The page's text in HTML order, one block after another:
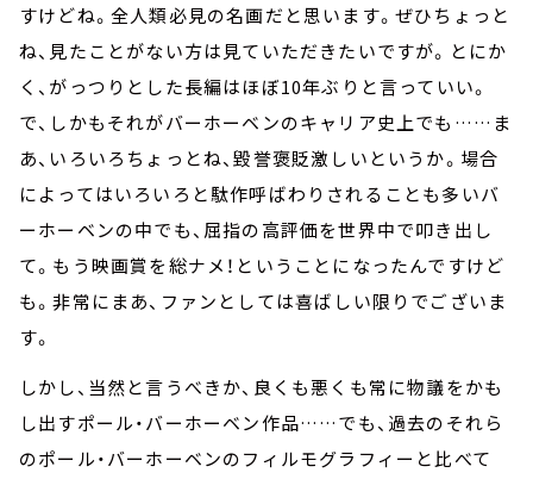
すけどね。全人類必見の名画だと思います。ぜひちょっと
ね、見たことがない方は見ていただきたいですが。とにか
く、がっつりとした長編はほぼ10年ぶりと言っていい。
で、しかもそれがバーホーベンのキャリア史上でも……ま
あ、いろいろちょっとね、毀誉褒貶激しいというか。場合
によってはいろいろと駄作呼ばわりされることも多いバ
ーホーベンの中でも、屈指の高評価を世界中で叩き出し
て。もう映画賞を総ナメ！ということになったんですけど
も。非常にまあ、ファンとしては喜ばしい限りでございま
す。
しかし、当然と言うべきか、良くも悪くも常に物議をかも
し出すポール・バーホーベン作品……でも、過去のそれら
のポール・バーホーベンのフィルモグラフィーと比べて